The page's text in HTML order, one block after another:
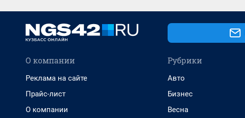
О компании
Реклама на сайте
Прайс-лист
О компании
Рубрики
Авто
Бизнес
Весна